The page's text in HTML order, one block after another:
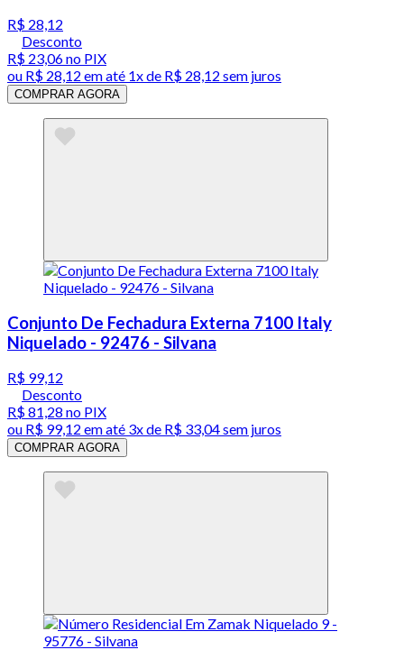
R$ 28,12
Desconto
R$ 23,06no PIX
ou R$ 28,12 em até 1x de R$ 28,12 sem juros
COMPRAR AGORA
Conjunto De Fechadura Externa 7100 Italy
Niquelado - 92476 - Silvana
R$ 99,12
Desconto
R$ 81,28 no PIX
ou R$ 99,12 em até 3x de R$ 33,04 sem juros
COMPRAR AGORA